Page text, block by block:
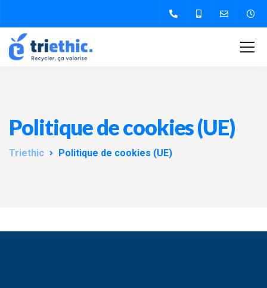
Politique de cookies (UE)
Triethic Politique de cookies (UE)